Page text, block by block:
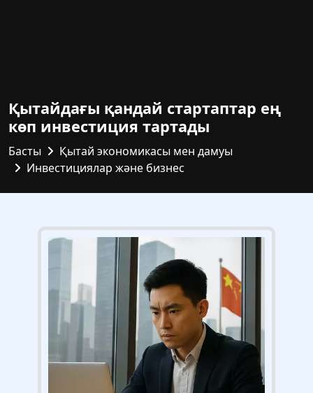
Қытайдағы қандай стартаптар ең
көп инвестиция тартады
Басты
Қытай экономикасы мен дамуы
Инвестициялар және бизнес